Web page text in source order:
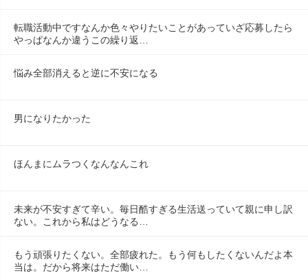
転職活動中ですなんか色々やりたいことがあっていざ応募したら
やっぱなんか違うこの繰り返…
悩み全部消えると逆に不安になる
男になりたかった
ほんまにムラつくなんなんこれ
未来が不安すぎて辛い。毎日酷すぎる生活送っていて親に申し訳
ない。これから私はどうなる…
もう頑張りたくない。全部疲れた。もう何もしたくないんだよ本
当は。だから将来はただ働い…